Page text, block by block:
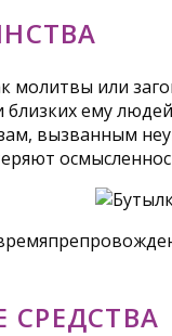
или
ему
вызванным